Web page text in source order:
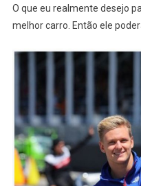
O que eu realmente desejo
melhor carro. Então ele